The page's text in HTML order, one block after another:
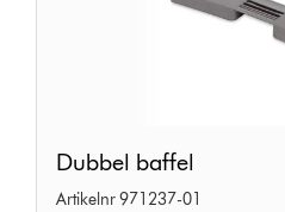
baffel
Dubbel baffel
Artikelnr 971237-01